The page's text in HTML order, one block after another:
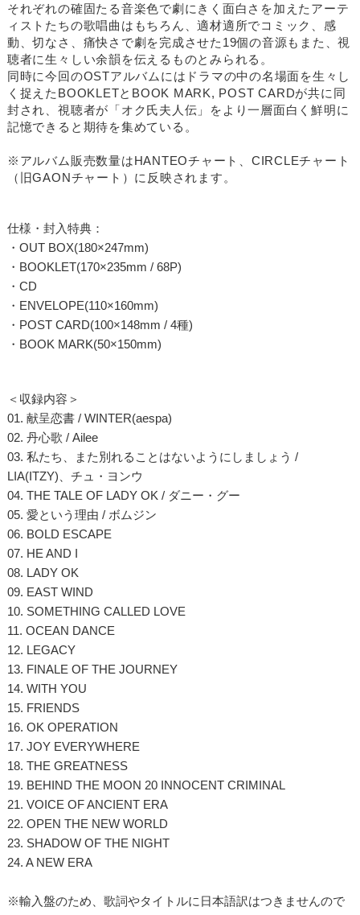
それぞれの確固たる音楽色で劇にきく面白さを加えたアーテ
ィストたちの歌唱曲はもちろん、適材適所でコミック、感
動、切なさ、痛快さで劇を完成させた19個の音源もまた、視
聴者に生々しい余韻を伝えるものとみられる。
同時に今回のOSTアルバムにはドラマの中の名場面を生々し
く捉えたBOOKLETとBOOK MARK, POST CARDが共に同
封され、視聴者が「オク氏夫人伝」をより一層面白く鮮明に
記憶できると期待を集めている。
※アルバム販売数量はHANTEOチャート、CIRCLEチャート
（旧GAONチャート）に反映されます。
仕様・封入特典：
・OUT BOX(180×247mm)
・BOOKLET(170×235mm / 68P)
・CD
・ENVELOPE(110×160mm)
・POST CARD(100×148mm / 4種)
・BOOK MARK(50×150mm)
＜収録内容＞
01. 献呈恋書 / WINTER(aespa)
02. 丹心歌 / Ailee
03. 私たち、また別れることはないようにしましょう /
LIA(ITZY)、チュ・ヨンウ
04. THE TALE OF LADY OK / ダニー・グー
05. 愛という理由 / ボムジン
06. BOLD ESCAPE
07. HE AND I
08. LADY OK
09. EAST WIND
10. SOMETHING CALLED LOVE
11. OCEAN DANCE
12. LEGACY
13. FINALE OF THE JOURNEY
14. WITH YOU
15. FRIENDS
16. OK OPERATION
17. JOY EVERYWHERE
18. THE GREATNESS
19. BEHIND THE MOON 20 INNOCENT CRIMINAL
21. VOICE OF ANCIENT ERA
22. OPEN THE NEW WORLD
23. SHADOW OF THE NIGHT
24. A NEW ERA
※輸入盤のため、歌詞やタイトルに日本語訳はつきませんので